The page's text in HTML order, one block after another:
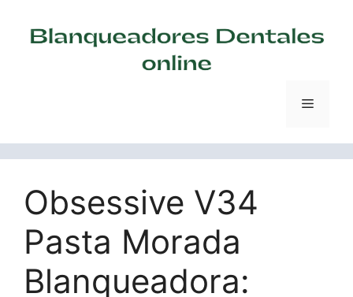
contenido
Menú
Obsessive V34
Pasta Morada
Blanqueadora: